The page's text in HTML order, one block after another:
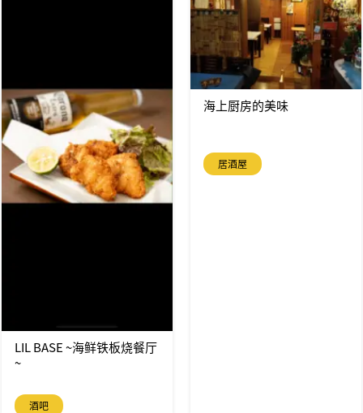
LIL BASE ~海鲜铁板烧餐厅
~
酒吧
海上厨房的美味
居酒屋